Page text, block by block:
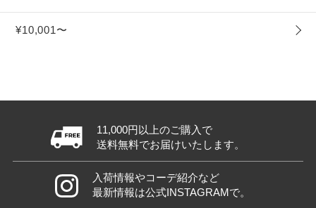
¥10,001〜
11,000円以上のご購入で
送料無料でお届けいたします。
入荷情報やコーデ紹介など
最新情報は公式INSTAGRAMで。